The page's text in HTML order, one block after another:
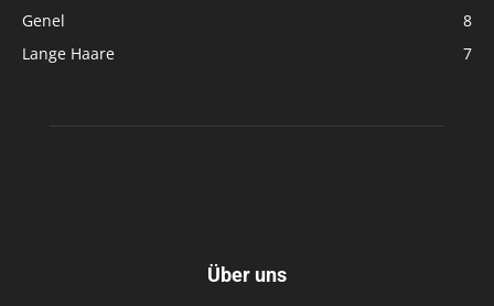
Genel
8
Lange Haare
7
Über uns